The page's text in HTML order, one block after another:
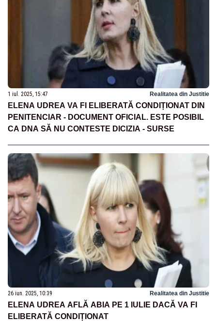
1 iul. 2025, 15:47 Realitatea din Justitie
ELENA UDREA VA FI ELIBERATĂ CONDIȚIONAT DIN
PENITENCIAR - DOCUMENT OFICIAL. ESTE POSIBIL
CA DNA SĂ NU CONTESTE DICIZIA - SURSE
26 iun. 2025, 10:39 Realitatea din Justitie
ELENA UDREA AFLĂ ABIA PE 1 IULIE DACĂ VA FI
ELIBERATĂ CONDIȚIONAT